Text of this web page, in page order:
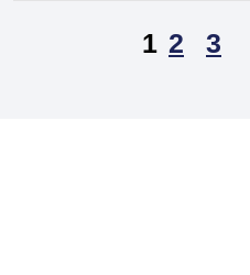
1 2 3